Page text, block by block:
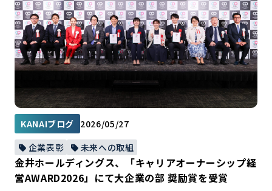
KANAIブログ 2026/05/27
企業表彰
未来への取組
金井ホールディングス、「キャリアオーナーシップ経
営AWARD2026」にて大企業の部 奨励賞を受賞